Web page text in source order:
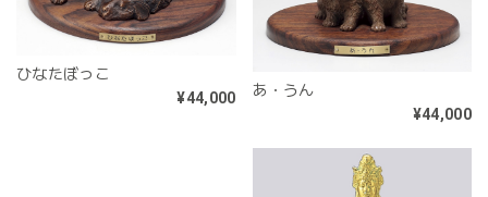
ひなたぼっこ
¥44,000
あ・うん
¥44,000